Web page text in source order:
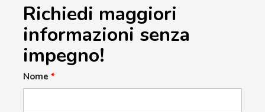
Richiedi maggiori
informazioni senza
impegno!
Nome *